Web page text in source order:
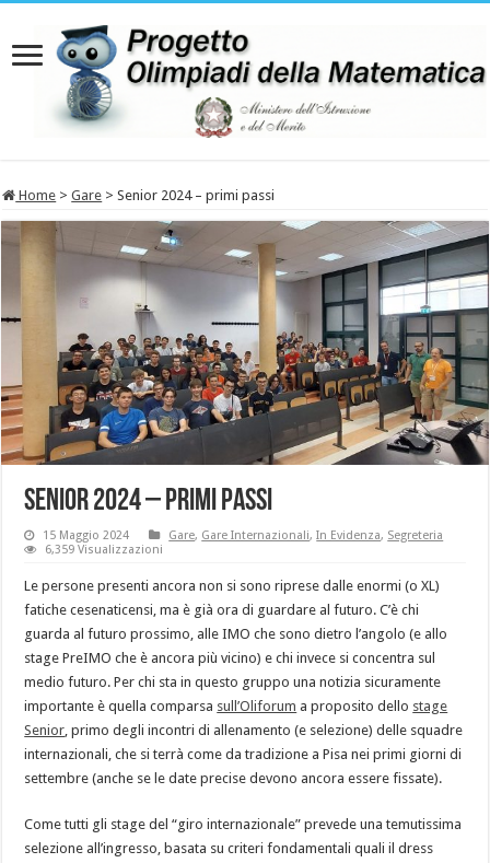
Home > Gare > Senior 2024 – primi passi
Senior 2024 – primi passi
15 Maggio 2024 Gare, Gare Internazionali,In Evidenza, Segreteria
6,359 Visualizzazioni
Le persone presenti ancora non si sono riprese dalle enormi (o XL)
fatiche cesenaticensi, ma è già ora di guardare al futuro. C’è chi
guarda al futuro prossimo, alle IMO che sono dietro l’angolo (e allo
stage PreIMO che è ancora più vicino) e chi invece si concentra sul
medio futuro. Per chi sta in questo gruppo una notizia sicuramente
importante è quella comparsa sull’Oliforum a proposito dello stage
Senior, primo degli incontri di allenamento (e selezione) delle squadre
internazionali, che si terrà come da tradizione a Pisa nei primi giorni di
settembre (anche se le date precise devono ancora essere fissate).
Come tutti gli stage del “giro internazionale” prevede una temutissima
selezione all’ingresso, basata su criteri fondamentali quali il dress